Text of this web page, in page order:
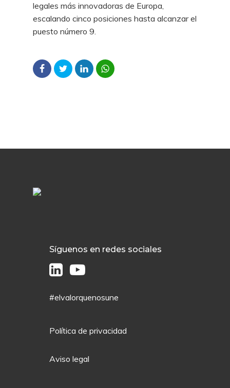
legales más innovadoras de Europa,
escalando cinco posiciones hasta alcanzar el
puesto número 9.
Síguenos en redes sociales
#elvalorquenosune
Política de privacidad
Aviso legal